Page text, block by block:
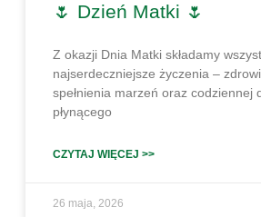
🌷 Dzień Matki 🌷
Z okazji Dnia Matki składamy
najserdeczniejsze życzenia –
spełnienia marzeń oraz codziennej
płynącego
CZYTAJ WIĘCEJ >>
26 maja, 2026